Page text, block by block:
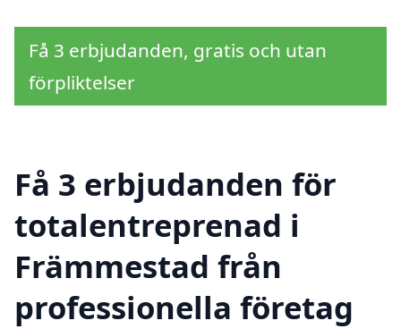
Få 3 erbjudanden, gratis och utan
förpliktelser
Få 3 erbjudanden för
totalentreprenad i
Främmestad från
professionella företag